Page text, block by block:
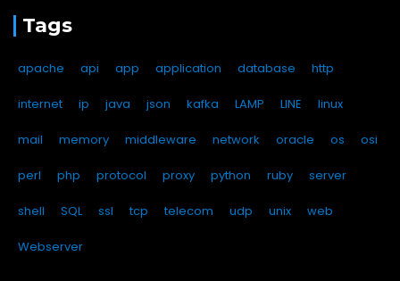
Tags
apache api app application database http
internet ip java json kafka LAMP LINE linux
mail memory middleware network oracle os osi
perl php protocol proxy python ruby server
shell SQL ssl tcp telecom udp unix web
Webserver